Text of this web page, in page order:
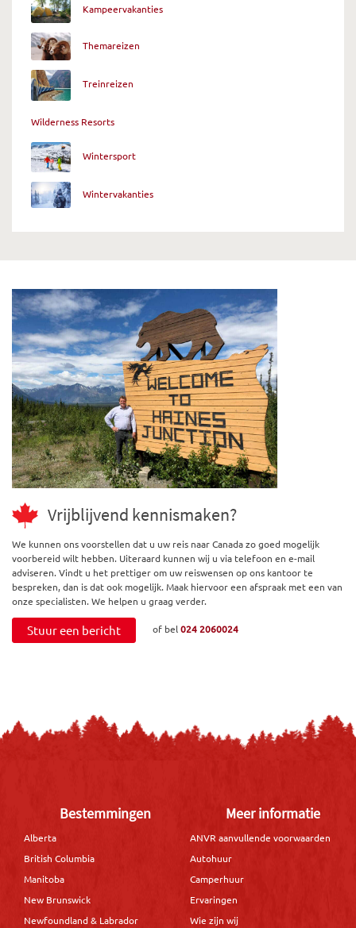
Kampeervakanties
Themareizen
Treinreizen
Wilderness Resorts
Wintersport
Wintervakanties
Vrijblijvend kennismaken?
We kunnen ons voorstellen dat u uw reis naar Canada zo goed mogelijk
voorbereid wilt hebben. Uiteraard kunnen wij u via telefoon en e-mail
adviseren. Vindt u het prettiger om uw reiswensen op ons kantoor te
bespreken, dan is dat ook mogelijk. Maak hiervoor een afspraak met een van
onze specialisten. We helpen u graag verder.
Stuur een bericht of bel024 2060024
Bestemmingen
Alberta
British Columbia
Manitoba
New Brunswick
Newfoundland & Labrador
Meer informatie
ANVR aanvullende voorwaarden
Autohuur
Camperhuur
Ervaringen
Wie zijn wij